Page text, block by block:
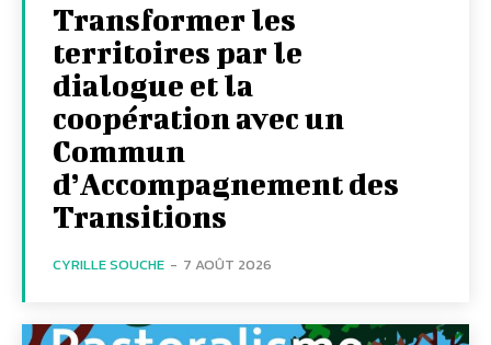
Transformer les
territoires par le
dialogue et la
coopération avec un
Commun
d’Accompagnement des
Transitions
CYRILLE SOUCHE - 7 AOÛT 2026